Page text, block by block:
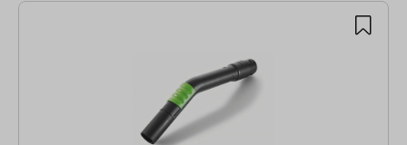
136 articles trouvés